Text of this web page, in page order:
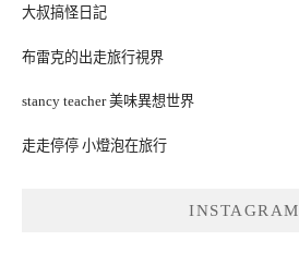
大叔搞怪日記
布雷克的出走旅行視界
stancy teacher 美味異想世界
走走停停 小燈泡在旅行
INSTAGRAM